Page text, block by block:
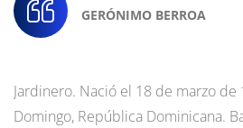
GERÓNIMO BERROA
Jardinero. Nació el 18 de marzo de
Domingo, República Dominicana.